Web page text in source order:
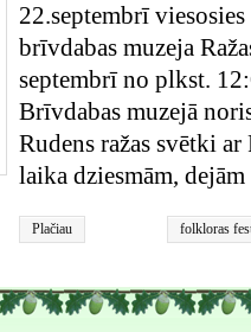
22.septembrī
brīvdabas muzeja
septembrī no plkst.
Brīvdabas muzejā
Rudens ražas svētki
laika dziesmām,
Plačiau
folkloras